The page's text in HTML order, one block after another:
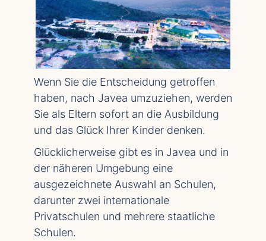
Wenn Sie die Entscheidung getroffen
haben, nach Javea umzuziehen, werden
Sie als Eltern sofort an die Ausbildung
und das Glück Ihrer Kinder denken.
Glücklicherweise gibt es in Javea und in
der näheren Umgebung eine
ausgezeichnete Auswahl an Schulen,
darunter zwei internationale
Privatschulen und mehrere staatliche
Schulen.